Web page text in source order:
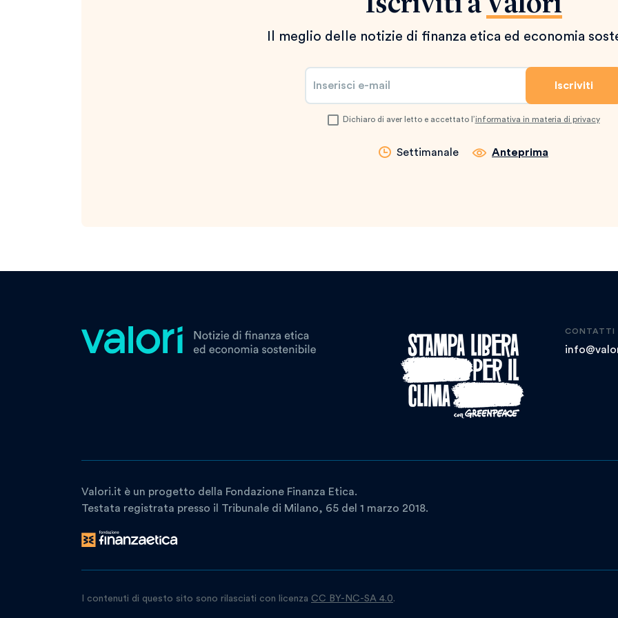
Il meglio delle notizie di finanza etica ed economia
Dichiaro di aver letto e accettato l’informativa in materia di privacy
Settimanale Anteprima
CONTATTI
Valori.it è un progetto della Fondazione Finanza Etica.
Testata registrata presso il Tribunale di Milano, 65 del 1 marzo 2018.
I contenuti di questo sito sono rilasciati con licenza CC BY-NC-SA 4.0.